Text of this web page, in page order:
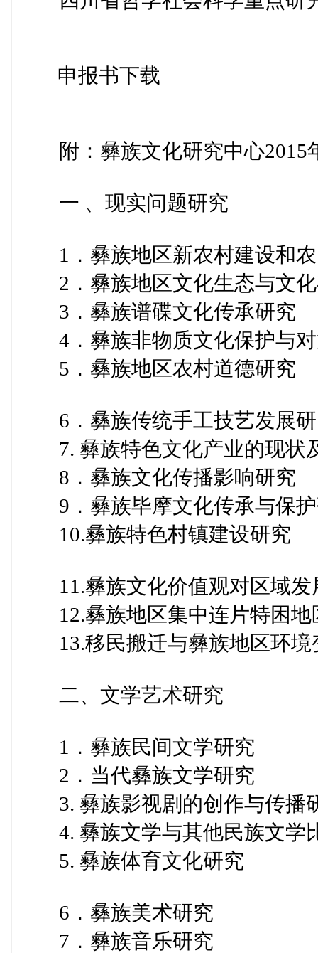
申报书下载
附：彝族文化研究中心2015
一 、现实问题研究
1．彝族地区新农村建设和农
2．彝族地区文化生态与文化
3．彝族谱碟文化传承研究
4．彝族非物质文化保护与对
5．彝族地区农村道德研究
6．彝族传统手工技艺发展
7. 彝族特色文化产业的现状
8．彝族文化传播影响研究
9．彝族毕摩文化传承与保护
10.彝族特色村镇建设研究
11.彝族文化价值观对区域发
12.彝族地区集中连片特困地
13.移民搬迁与彝族地区环境
二、文学艺术研究
1．彝族民间文学研究
2．当代彝族文学研究
3. 彝族影视剧的创作与传播
4. 彝族文学与其他民族文学
5. 彝族体育文化研究
6．彝族美术研究
7．彝族音乐研究